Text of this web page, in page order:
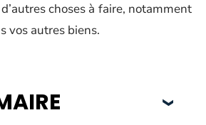
choses à faire, notamment
vos autres biens.